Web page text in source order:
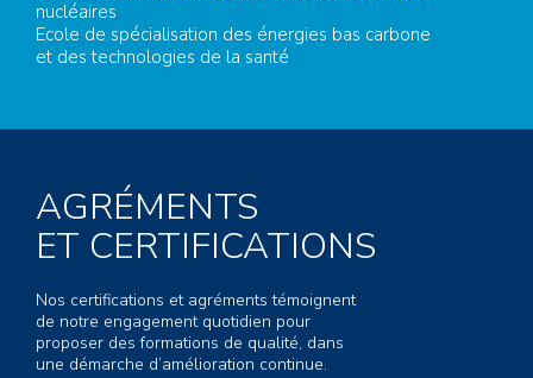
nucléaires
Ecole de spécialisation des énergies bas carbone
et des technologies de la santé
AGRÉMENTS
ET CERTIFICATIONS
Nos certifications et agréments témoignent
de notre engagement quotidien pour
proposer des formations de qualité, dans
une démarche d’amélioration continue.